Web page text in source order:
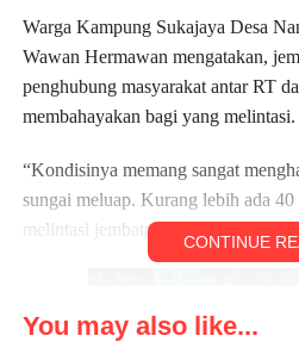
Warga Kampung Sukajaya Desa
Wawan Hermawan mengatakan,
penghubung masyarakat antar RT
membahayakan bagi yang melintasi.
“Kondisinya memang sangat
sungai meluap. Kurang lebih ada
melintasi jembatan tersebut,” kata
CONTINUE
You may also like...